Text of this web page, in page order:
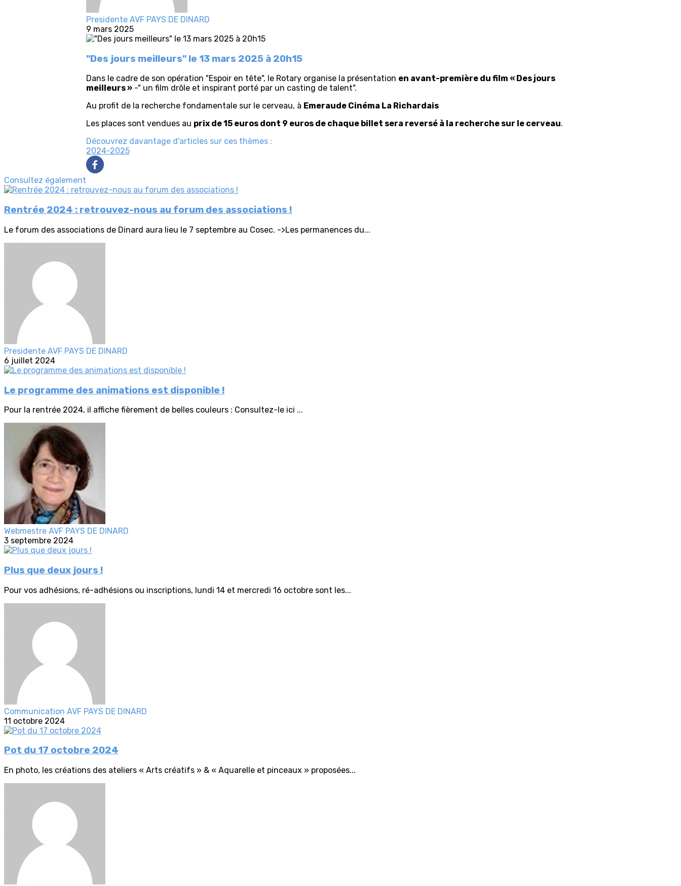
Presidente AVF PAYS DE DINARD
9 mars 2025
"Des jours meilleurs" le 13 mars 2025 à 20h15
Dans le cadre de son opération "Espoir en tête", le Rotary organise la présentation en avant-première du film « Des jours
meilleurs » -" un film drôle et inspirant porté par un casting de talent".
Au profit de la recherche fondamentale sur le cerveau, à Emeraude Cinéma La Richardais
Les places sont vendues au prix de 15 euros dont 9 euros de chaque billet sera reversé à la recherche sur le cerveau.
Découvrez davantage d'articles sur ces thèmes :
2024-2025
Consultez également
Rentrée 2024 : retrouvez-nous au forum des associations !
Le forum des associations de Dinard aura lieu le 7 septembre au Cosec. ->Les permanences du...
Presidente AVF PAYS DE DINARD
6 juillet 2024
Le programme des animations est disponible !
Pour la rentrée 2024, il affiche fièrement de belles couleurs : Consultez-le ici ...
Webmestre AVF PAYS DE DINARD
3 septembre 2024
Plus que deux jours !
Pour vos adhésions, ré-adhésions ou inscriptions, lundi 14 et mercredi 16 octobre sont les...
Communication AVF PAYS DE DINARD
11 octobre 2024
Pot du 17 octobre 2024
En photo, les créations des ateliers « Arts créatifs » & « Aquarelle et pinceaux » proposées...